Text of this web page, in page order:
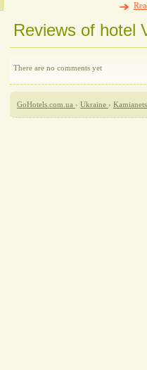
Reviews of hotel
There are no comments yet
GoHotels.com.ua › Ukraine ›